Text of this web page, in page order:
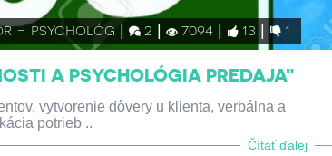
- psychológ 2 7094 13 1
A PSYCHOLÓGIA PREDAJA"
vytvorenie dôvery u klienta, verbálna a
potrieb ..
Čítať ďalej